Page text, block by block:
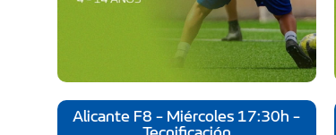
Alicante F8 - Miércoles 17:30h -